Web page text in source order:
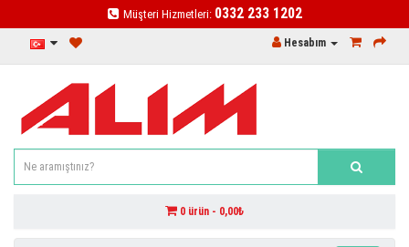
Müşteri Hizmetleri: 0332 233 1202
Hesabım
0 ürün - 0,00₺